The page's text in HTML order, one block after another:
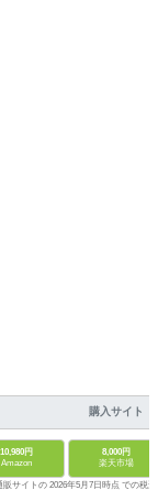
購入サイト
10,980円
Amazon
8,000円
楽天市場
サイトの 2026年5月7日時点 での税